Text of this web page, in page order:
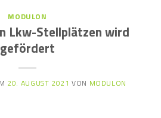
MODULON
Lkw-Stellplätzen wird
gefördert
20. AUGUST 2021 VON MODULON